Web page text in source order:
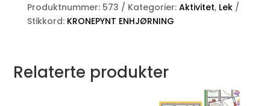
Produktnummer: 573 Kategorier: Aktivitet, Lek
Stikkord: KRONEPYNT ENHJØRNING
Relaterte produkter